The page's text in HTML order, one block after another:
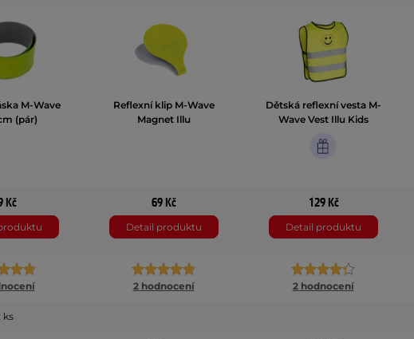
M-Wave
(pár)
Reflexní klip M-Wave
Magnet Illu
Dětská reflexní vesta M-
Wave Vest Illu Kids
Kč 69 Kč
Detail produktu
129 Kč
Detail produktu
2 hodnocení 2 hodnocení
ks